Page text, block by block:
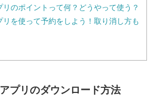
のポイントって何？どうやって使う？
リを使って予約をしよう！取り消し方も
プリのダウンロード方法